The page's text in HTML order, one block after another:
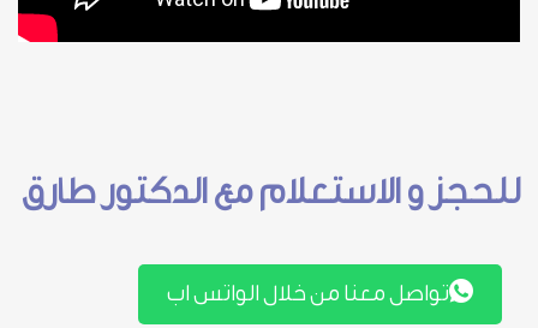
للحجز و الاستعلام مع الدكتور طارق
تواصل معنا من خلال الواتس اب